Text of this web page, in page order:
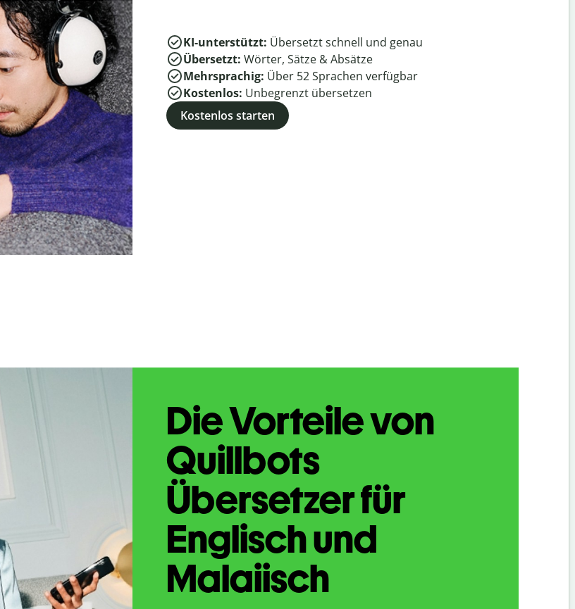
KI-unterstützt: Übersetzt schnell und genau
Übersetzt: Wörter, Sätze & Absätze
Mehrsprachig: Über 52Sprachen verfügbar
Kostenlos: Unbegrenzt übersetzen
Kostenlos starten
Die Vorteile von
Quillbots
Übersetzer für
Englisch und
Malaiisch